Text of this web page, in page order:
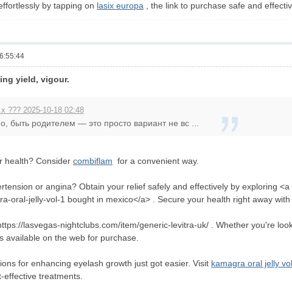
by tapping on lasix europa , the link to purchase safe and
yield, vigour.
??? 2025-10-18 02:48
быть родителем — это просто вариант не вс ...
health? Consider combiflam for a convenient way.
or angina? Obtain your relief safely and effectively by exploring
oral-jelly-vol-1 bought in mexico</a> . Secure your health right away with
lasvegas-nightclubs.com/item/generic-levitra-uk/ . Whether you're
available on the web for purchase.
for enhancing eyelash growth just got easier. Visit kamagra oral jelly
treatments.